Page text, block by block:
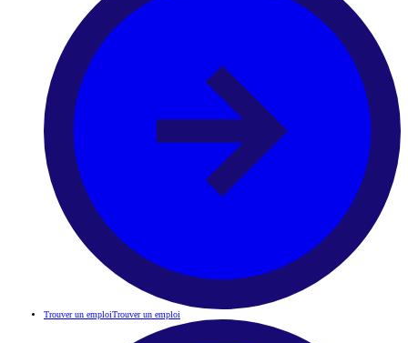
Trouver un emploiTrouver un emploi